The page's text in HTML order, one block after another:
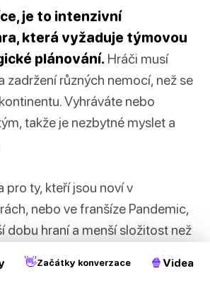
je to intenzivní
která vyžaduje týmovou
plánování. Hráči musí
zadržení různých nemocí, než se
Vyhráváte nebo
takže je nezbytné myslet a
pro ty, kteří jsou noví v
nebo ve franšíze Pandemic,
dobu hraní a menší složitost než
je to zmenšená verze Pandemic,
zapojit i děti od pěti až šesti
👋Začátky konverzace 🍿 Videa